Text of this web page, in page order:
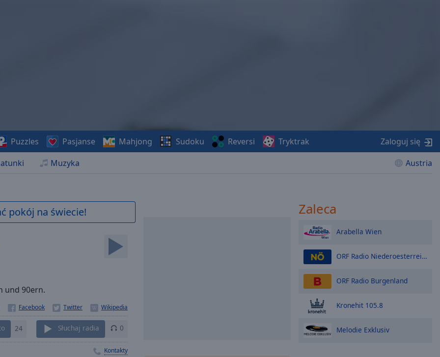
Muzyka Austria
Puzzles Pasjanse Mahjong Sudoku Reversi Tryktrak Zaloguj się
pokój na świecie!
und 90ern.
24 Słuchaj radia 0
Kontakty
Zaleca
Arabella Wien
ORF Radio Niederoesterreich
ORF Radio Burgenland
Kronehit 105.8
Melodie Exklusiv